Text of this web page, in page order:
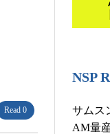
Read 0
NSP
サムス
AM量